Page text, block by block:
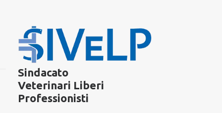
Sindacato
Veterinari Liberi
Professionisti